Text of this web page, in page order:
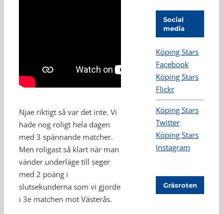
Njae riktigt så var det inte. Vi
hade nog roligt hela dagen
med 3 spännande matcher.
Men roligast så klart när man
vänder underläge till seger
med 2 poäng i
slutsekunderna som vi gjorde
i 3e matchen mot Västerås.
Social
media
Köping Stars
Facebook
Köping Stars
Flickr
Köping Stars
Twitter
Köping Stars
Instagram
Gräsroten